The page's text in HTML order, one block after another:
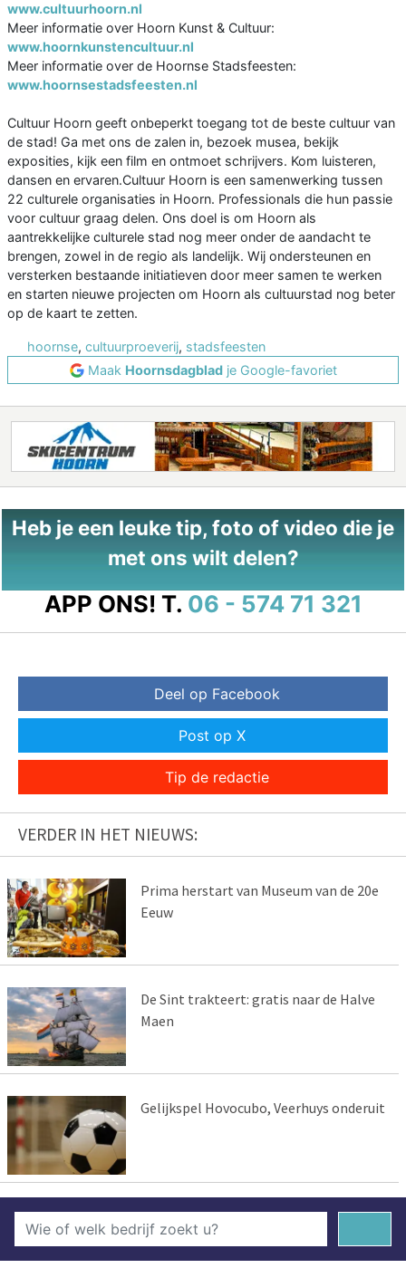
www.cultuurhoorn.nl
Meer informatie over Hoorn Kunst & Cultuur:
www.hoornkunstencultuur.nl
Meer informatie over de Hoornse Stadsfeesten:
www.hoornsestadsfeesten.nl
Cultuur Hoorn geeft onbeperkt toegang tot de beste cultuur van
de stad! Ga met ons de zalen in, bezoek musea, bekijk
exposities, kijk een film en ontmoet schrijvers. Kom luisteren,
dansen en ervaren.Cultuur Hoorn is een samenwerking tussen
22 culturele organisaties in Hoorn. Professionals die hun passie
voor cultuur graag delen. Ons doel is om Hoorn als
aantrekkelijke culturele stad nog meer onder de aandacht te
brengen, zowel in de regio als landelijk. Wij ondersteunen en
versterken bestaande initiatieven door meer samen te werken
en starten nieuwe projecten om Hoorn als cultuurstad nog beter
op de kaart te zetten.
hoornse, cultuurproeverij, stadsfeesten
Maak Hoornsdagbladje Google-favoriet
Heb je een leuke tip, foto of video die je
met ons wilt delen?
APP ONS! T. 06 - 574 71 321
Deel op Facebook
Post op X
Tip de redactie
VERDER IN HET NIEUWS:
Prima herstart van Museum van de 20e
Eeuw
De Sint trakteert: gratis naar de Halve
Maen
Gelijkspel Hovocubo, Veerhuys onderuit